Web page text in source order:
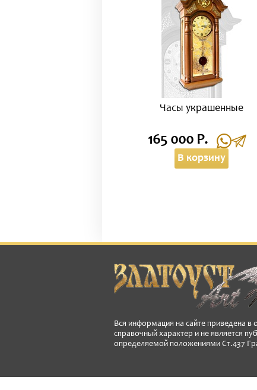
Часы украшенные
165 000 Р.
В корзину
Вся информация на сайте приведена в
справочный характер и не является
определяемой положениями Ст.437